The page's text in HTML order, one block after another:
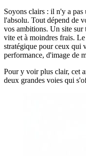
Soyons clairs : il n'y a
l'absolu. Tout dépend de
vos ambitions. Un site sur
vite et à moindres frais.
stratégique pour ceux qui
performance, d'image de
Pour y voir plus clair, cet
deux grandes voies qui